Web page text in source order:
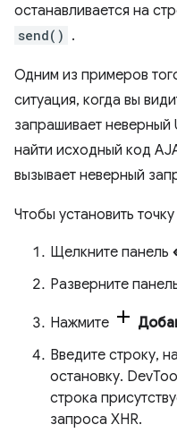
останавливается на
send() .
Одним из примеров
ситуация, когда вы
запрашивает неверный
найти исходный код
вызывает неверный
Чтобы установить
Щелкните панель
Разверните
Нажмите
Введите строку,
остановку.
строка
запроса XHR.